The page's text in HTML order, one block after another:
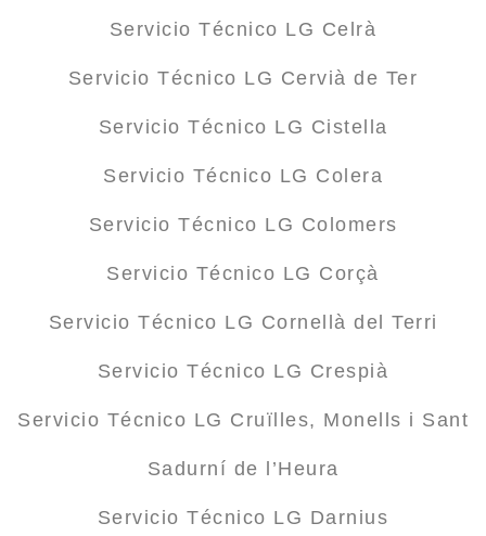
Servicio Técnico LG Celrà
Servicio Técnico LG Cervià de Ter
Servicio Técnico LG Cistella
Servicio Técnico LG Colera
Servicio Técnico LG Colomers
Servicio Técnico LG Corçà
Servicio Técnico LG Cornellà del Terri
Servicio Técnico LG Crespià
Servicio Técnico LG Cruïlles, Monells i Sant
Sadurní de l’Heura
Servicio Técnico LG Darnius